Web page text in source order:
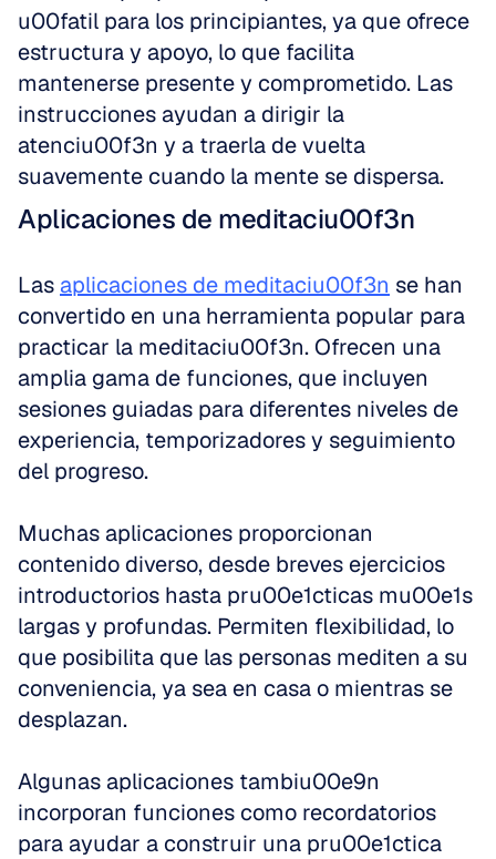
u00fatil para los principiantes, ya que ofrece
estructura y apoyo, lo que facilita
mantenerse presente y comprometido. Las
instrucciones ayudan a dirigir la
atenciu00f3n y a traerla de vuelta
suavemente cuando la mente se dispersa.
Aplicaciones de meditaciu00f3n
Las aplicaciones de meditaciu00f3n se han
convertido en una herramienta popular para
practicar la meditaciu00f3n. Ofrecen una
amplia gama de funciones, que incluyen
sesiones guiadas para diferentes niveles de
experiencia, temporizadores y seguimiento
del progreso.
Muchas aplicaciones proporcionan
contenido diverso, desde breves ejercicios
introductorios hasta pru00e1cticas mu00e1s
largas y profundas. Permiten flexibilidad, lo
que posibilita que las personas mediten a su
conveniencia, ya sea en casa o mientras se
desplazan.
Algunas aplicaciones tambiu00e9n
incorporan funciones como recordatorios
para ayudar a construir una pru00e1ctica